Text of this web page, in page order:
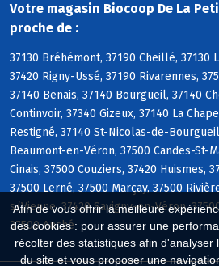
Afin de vous offrir la meilleure
des cookies : pour assurer une
récolter des statistiques afin
du site et vous proposer une
Votre magasin Biocoop De La
proche de :
37130 Bréhémont, 37190 Cheillé, 37130
37420 Rigny-Ussé, 37190 Rivarennes,
37140 Benais, 37140 Bourgueil, 37140
Continvoir, 37340 Gizeux, 37140 La
Restigné, 37140 St-Nicolas-de-
Beaumont-en-Véron, 37500 Candes-St-
Cinais, 37500 Couziers, 37420 Huismes,
37500 Lerné, 37500 Marçay, 37500
s/Vienne, 37420 Savigny-en-Véron,
37500 Anché